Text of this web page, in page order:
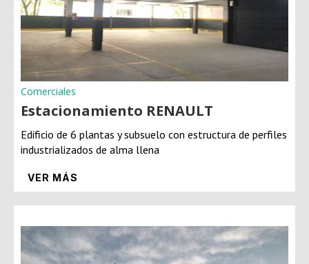
Comerciales
Estacionamiento RENAULT
Edificio de 6 plantas y subsuelo con estructura de perfiles
industrializados de alma llena
VER MÁS